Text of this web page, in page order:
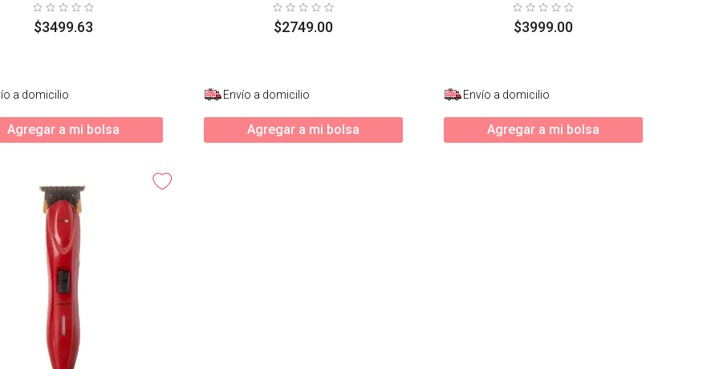
$3499.63
a domicilio
Agregar a mi bolsa
$2749.00
Envío a domicilio
Agregar a mi bolsa
$3999.00
Envío a domicilio
Agregar a mi bolsa